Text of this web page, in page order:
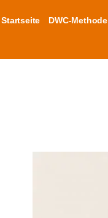
Startseite DWC-Methode